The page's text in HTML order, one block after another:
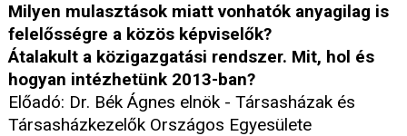
Milyen mulasztások miatt vonhatók anyagilag is
felelősségre a közös képviselők?
Átalakult a közigazgatási rendszer. Mit, hol és
hogyan intézhetünk 2013-ban?
Előadó: Dr. Bék Ágnes elnök - Társasházak és
Társasházkezelők Országos Egyesülete